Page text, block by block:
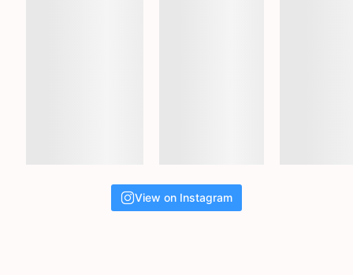
View on Instagram